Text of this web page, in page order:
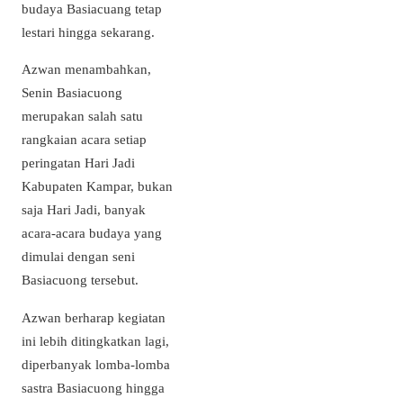
budaya Basiacuang tetap
lestari hingga sekarang.
Azwan menambahkan,
Senin Basiacuong
merupakan salah satu
rangkaian acara setiap
peringatan Hari Jadi
Kabupaten Kampar, bukan
saja Hari Jadi, banyak
acara-acara budaya yang
dimulai dengan seni
Basiacuong tersebut.
Azwan berharap kegiatan
ini lebih ditingkatkan lagi,
diperbanyak lomba-lomba
sastra Basiacuong hingga